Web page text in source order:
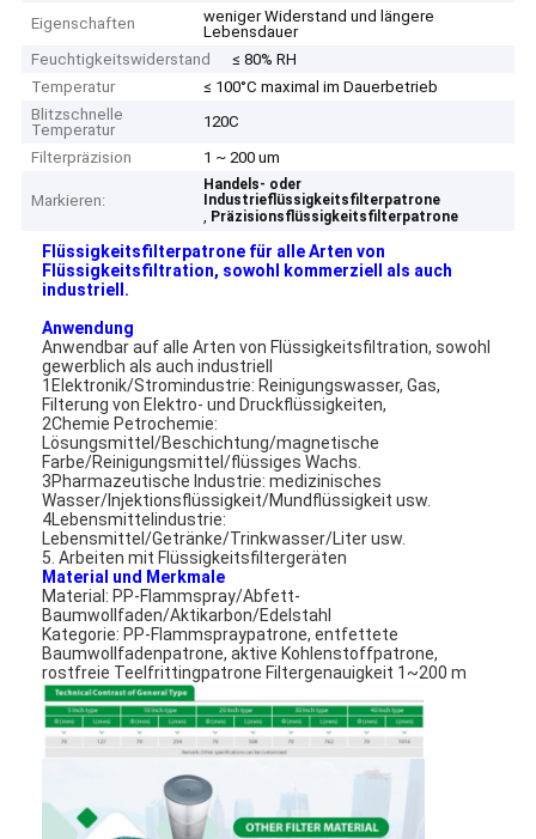
Eigenschaften
weniger Widerstand und längere
Lebensdauer
Feuchtigkeitswiderstand
≤ 80% RH
Temperatur
≤ 100°C maximal im Dauerbetrieb
Blitzschnelle
Temperatur
120C
Filterpräzision
1 ~ 200 um
Markieren:
Handels- oder
Industrieflüssigkeitsfilterpatrone
, Präzisionsflüssigkeitsfilterpatrone
Flüssigkeitsfilterpatrone für alle Arten von
Flüssigkeitsfiltration, sowohl kommerziell als auch
industriell.
Anwendung
Anwendbar auf alle Arten von Flüssigkeitsfiltration, sowohl
gewerblich als auch industriell
1Elektronik/Stromindustrie: Reinigungswasser, Gas,
Filterung von Elektro- und Druckflüssigkeiten,
2Chemie Petrochemie:
Lösungsmittel/Beschichtung/magnetische
Farbe/Reinigungsmittel/flüssiges Wachs.
3Pharmazeutische Industrie: medizinisches
Wasser/Injektionsflüssigkeit/Mundflüssigkeit usw.
4Lebensmittelindustrie:
Lebensmittel/Getränke/Trinkwasser/Liter usw.
5. Arbeiten mit Flüssigkeitsfiltergeräten
Material und Merkmale
Material: PP-Flammspray/Abfett-
Baumwollfaden/Aktikarbon/Edelstahl
Kategorie: PP-Flammspraypatrone, entfettete
Baumwollfadenpatrone, aktive Kohlenstoffpatrone,
rostfreie Teelfrittingpatrone Filtergenauigkeit 1~200 m